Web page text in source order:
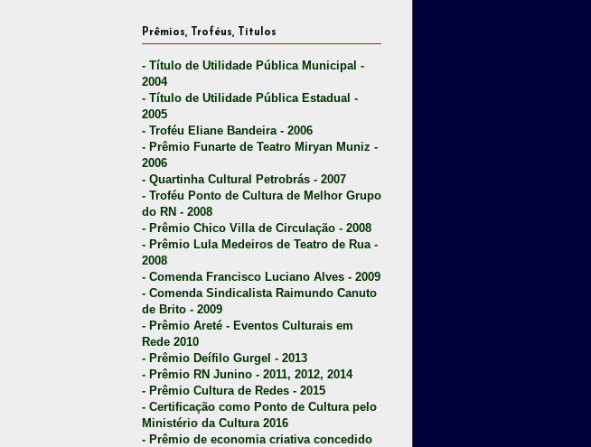
Prêmios, Troféus, Títulos
- Título de Utilidade Pública Municipal -
2004
- Título de Utilidade Pública Estadual -
2005
- Troféu Eliane Bandeira - 2006
- Prêmio Funarte de Teatro Miryan Muniz -
2006
- Quartinha Cultural Petrobrás - 2007
- Troféu Ponto de Cultura de Melhor Grupo
do RN - 2008
- Prêmio Chico Villa de Circulação - 2008
- Prêmio Lula Medeiros de Teatro de Rua -
2008
- Comenda Francisco Luciano Alves - 2009
- Comenda Sindicalista Raimundo Canuto
de Brito - 2009
- Prêmio Areté - Eventos Culturais em
Rede 2010
- Prêmio Deífilo Gurgel - 2013
- Prêmio RN Junino - 2011, 2012, 2014
- Prêmio Cultura de Redes - 2015
- Certificação como Ponto de Cultura pelo
Ministério da Cultura 2016
- Prêmio de economia criativa concedido